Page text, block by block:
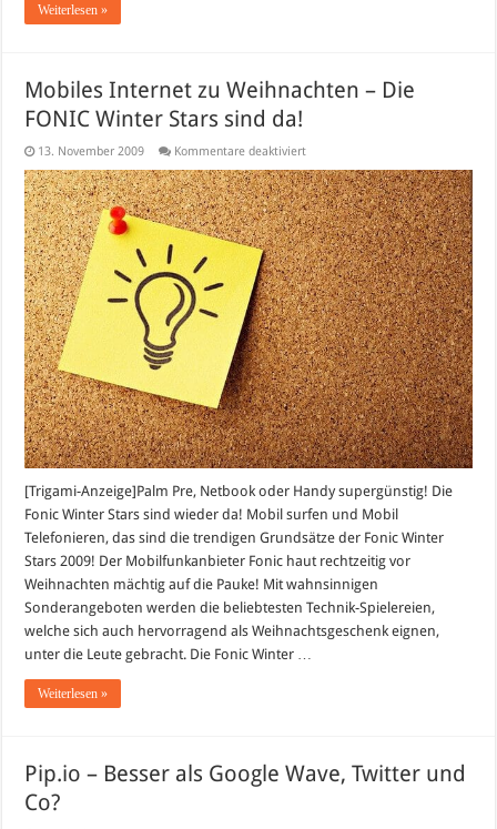
Weiterlesen »
Mobiles Internet zu Weihnachten – Die
FONIC Winter Stars sind da!
13. November 2009 Kommentare deaktiviertfür
Internet
zu
Weihnachten
–
Die
FONIC
Winter
Stars
sind
da!
[Trigami-Anzeige]Palm Pre, Netbook oder Handy supergünstig! Die
Fonic Winter Stars sind wieder da! Mobil surfen und Mobil
Telefonieren, das sind die trendigen Grundsätze der Fonic Winter
Stars 2009! Der Mobilfunkanbieter Fonic haut rechtzeitig vor
Weihnachten mächtig auf die Pauke! Mit wahnsinnigen
Sonderangeboten werden die beliebtesten Technik-Spielereien,
welche sich auch hervorragend als Weihnachtsgeschenk eignen,
unter die Leute gebracht. Die Fonic Winter …
Weiterlesen »
Pip.io – Besser als Google Wave, Twitter und
Co?